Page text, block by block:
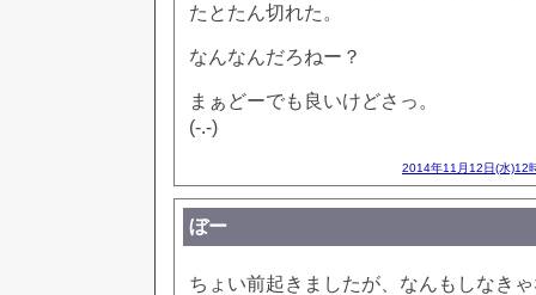
たとたん切れた。
なんなんだろねー？
まぁどーでも良いけどさっ。
(-.-)
2014年11月12日(水)12
ぼー
ちょい前起きましたが、なんもしなき